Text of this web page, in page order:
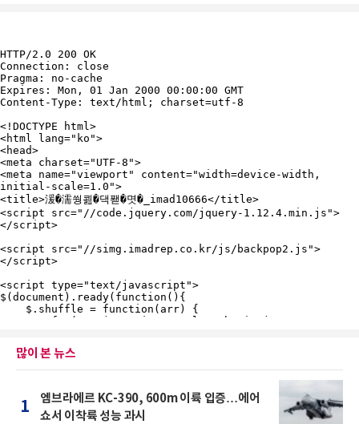
많이 본 뉴스
1
엠브라에르 KC-390, 600m 이륙 입증…에어
쇼서 이착륙 성능 과시